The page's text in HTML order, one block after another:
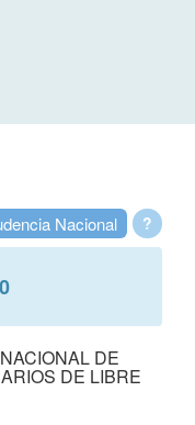
?
Nacional
DE
DE LIBRE